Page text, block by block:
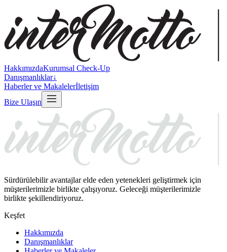
HakkımızdaKurumsal Check-Up
Danışmanlıklar↓
Haberler ve Makalelerİletişim
Bize Ulaşın
Sürdürülebilir avantajlar elde eden yetenekleri geliştirmek için
müşterilerimizle birlikte çalışıyoruz. Geleceği müşterilerimizle
birlikte şekillendiriyoruz.
Keşfet
Hakkımızda
Danışmanlıklar